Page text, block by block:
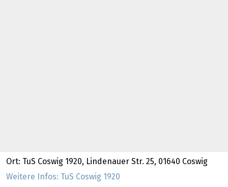
Ort: TuS Coswig 1920, Lindenauer Str. 25, 01640 Coswig
Weitere Infos: TuS Coswig 1920